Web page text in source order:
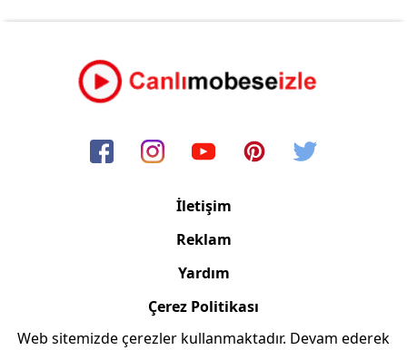
İletişim
Reklam
Yardım
Çerez Politikası
Web sitemizde çerezler kullanmaktadır. Devam ederek